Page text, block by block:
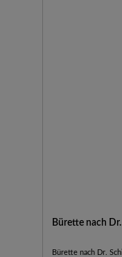
Bürette nach
Bürette nach Dr.